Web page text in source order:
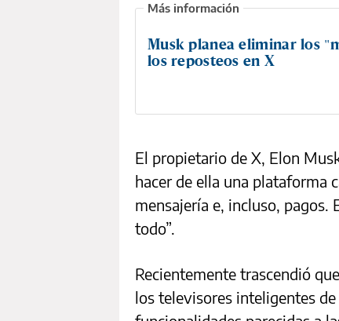
Musk planea eliminar los
los reposteos en X
El propietario de X, Elon
hacer de ella una plataforma
mensajería e, incluso, pagos.
todo”.
Recientemente trascendió
los televisores inteligentes